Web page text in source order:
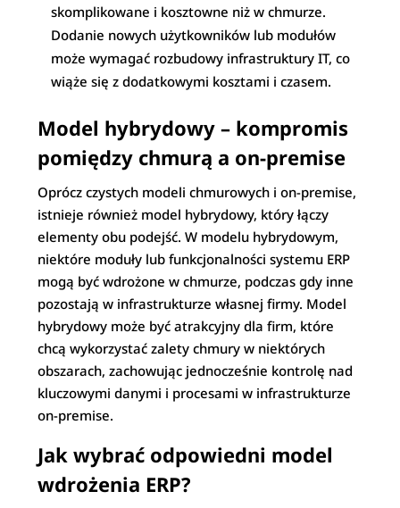
skomplikowane i kosztowne niż w chmurze.
Dodanie nowych użytkowników lub modułów
może wymagać rozbudowy infrastruktury IT, co
wiąże się z dodatkowymi kosztami i czasem.
Model hybrydowy – kompromis
pomiędzy chmurą a on-premise
Oprócz czystych modeli chmurowych i on-premise,
istnieje również model hybrydowy, który łączy
elementy obu podejść. W modelu hybrydowym,
niektóre moduły lub funkcjonalności systemu ERP
mogą być wdrożone w chmurze, podczas gdy inne
pozostają w infrastrukturze własnej firmy. Model
hybrydowy może być atrakcyjny dla firm, które
chcą wykorzystać zalety chmury w niektórych
obszarach, zachowując jednocześnie kontrolę nad
kluczowymi danymi i procesami w infrastrukturze
on-premise.
Jak wybrać odpowiedni model
wdrożenia ERP?